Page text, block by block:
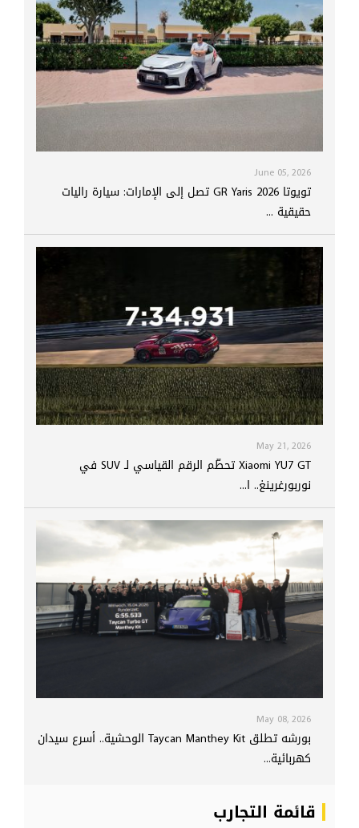
June 05, 2026
تويوتا GR Yaris 2026 تصل إلى الإمارات: سيارة راليات
حقيقية ...
May 21, 2026
Xiaomi YU7 GT تحطّم الرقم القياسي لـ SUV في
نوربورغرينغ.. ا...
May 08, 2026
بورشه تطلق Taycan Manthey Kit الوحشية.. أسرع سيدان
كهربائية...
قائمة التجارب